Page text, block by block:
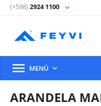
(+598)2924 1100 expand_more
 MENÚ 
ARANDELA